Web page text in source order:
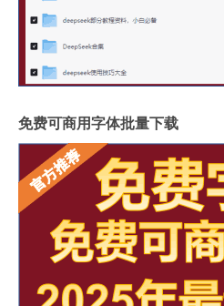
免费可商用字体批量下载